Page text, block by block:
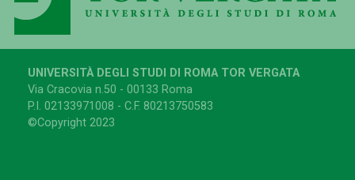
UNIVERSITÀ DEGLI STUDI DI ROMA TOR VERGATA
Via Cracovia n.50 - 00133 Roma
P.I. 02133971008 - C.F. 80213750583
©Copyright 2023